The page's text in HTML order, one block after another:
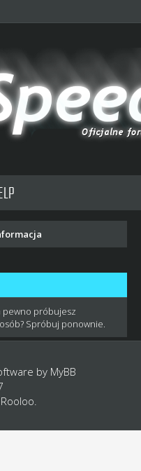
pewno próbujesz
Spróbuj ponownie.
by MyBB
Rooloo.